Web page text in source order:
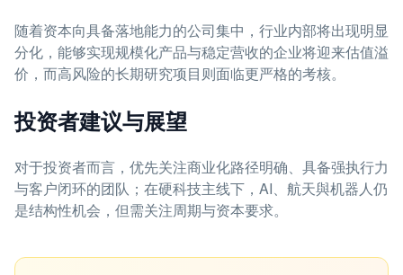
随着资本向具备落地能力的公司集中，行业内部将出现明显
分化，能够实现规模化产品与稳定营收的企业将迎来估值溢
价，而高风险的长期研究项目则面临更严格的考核。
投资者建议与展望
对于投资者而言，优先关注商业化路径明确、具备强执行力
与客户闭环的团队；在硬科技主线下，AI、航天與机器人仍
是结构性机会，但需关注周期与资本要求。